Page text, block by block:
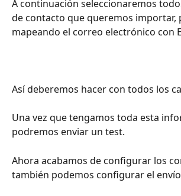
A continuación seleccionaremos
de contacto que queremos importar,
mapeando el correo electrónico con
Así deberemos hacer con todos los
Una vez que tengamos toda esta
podremos enviar un test.
Ahora acabamos de configurar los
también podemos configurar el